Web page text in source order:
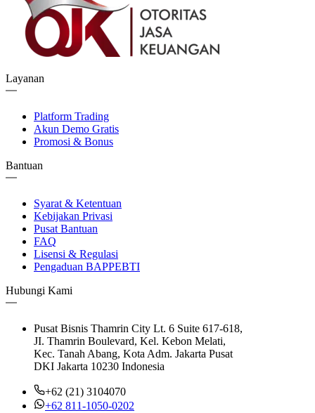
Layanan
Platform Trading
Akun Demo Gratis
Promosi & Bonus
Bantuan
Syarat & Ketentuan
Kebijakan Privasi
Pusat Bantuan
FAQ
Lisensi & Regulasi
Pengaduan BAPPEBTI
Hubungi Kami
Pusat Bisnis Thamrin City Lt. 6 Suite 617-618,
JI. Thamrin Boulevard, Kel. Kebon Melati,
Kec. Tanah Abang, Kota Adm. Jakarta Pusat
DKI Jakarta 10230 Indonesia
+62 (21) 3104070
+62 811-1050-0202